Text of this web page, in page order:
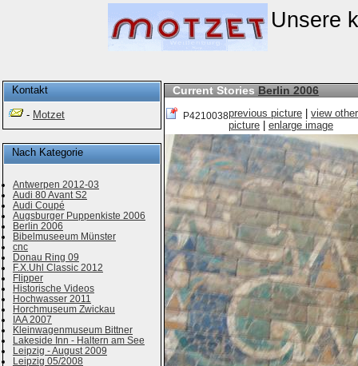
Unsere
Current Stories Berlin 2006
P4210038previous picture
view
picture
enlarge image
Kontakt
- Motzet
Nach Kategorie
Antwerpen 2012-03
Audi 80 Avant S2
Audi Coupé
Augsburger Puppenkiste 2006
Berlin 2006
Bibelmuseeum Münster
cnc
Donau Ring 09
F.X.Uhl Classic 2012
Flipper
Historische Videos
Hochwasser 2011
Horchmuseum Zwickau
IAA 2007
Kleinwagenmuseum Bittner
Lakeside Inn - Haltern am See
Leipzig - August 2009
Leipzig 05/2008